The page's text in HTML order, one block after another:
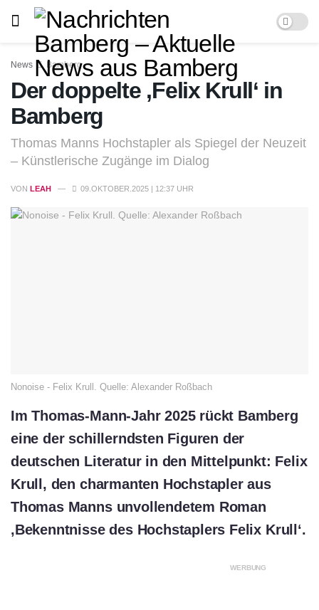
News Bamberg
Der doppelte ‚Felix Krull‘ in
Bamberg
Thomas Manns Hochstapler als Spiegel der Neuzeit
– Künstlerische Zugänge im Dialog
VON LEAH 09.OKTOBER.2025 | 12:37 UHR
Nonoise - Felix Krull. Quelle: Alexander Roßbach
Im Thomas-Mann-Jahr 2025 rückt Bamberg
eine der schillerndsten Figuren der
deutschen Literatur in den Mittelpunkt: Felix
Krull, den charmanten Hochstapler aus
Thomas Manns unvollendetem Roman
‚Bekenntnisse des Hochstaplers Felix Krull‘.
WERBUNG